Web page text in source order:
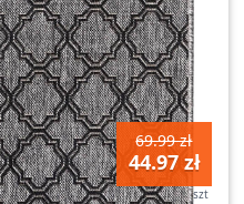
69.99 zł
44.97 zł
szt